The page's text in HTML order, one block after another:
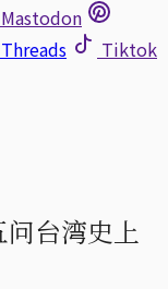
Mastodon
Threads
Tiktok
台湾史上